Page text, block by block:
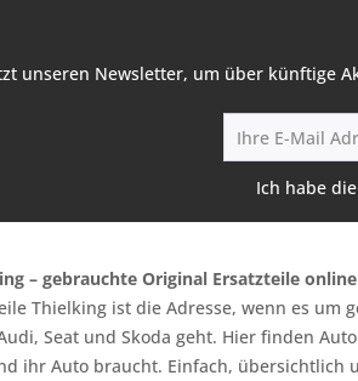
unseren Newsletter, um über künftige
Ich habe die
– gebrauchte Original Ersatzteile
Thielking ist die Adresse, wenn es um
Seat und Skoda geht. Hier finden
ihr Auto braucht. Einfach, übersichtlich